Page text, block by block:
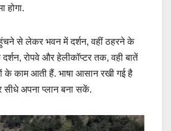
होगा.
से लेकर भवन में दर्शन, वहीं ठहरने के
रोपवे और हेलीकॉप्टर तक, वही बातें
के काम आती हैं. भाषा आसान रखी गई है
अपना प्लान बना सकें.